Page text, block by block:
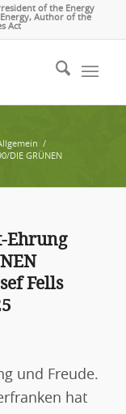
of the Energy
Author of the
Act
/
DIE GRÜNEN
Ehrung
Fells
und Freude.
hat